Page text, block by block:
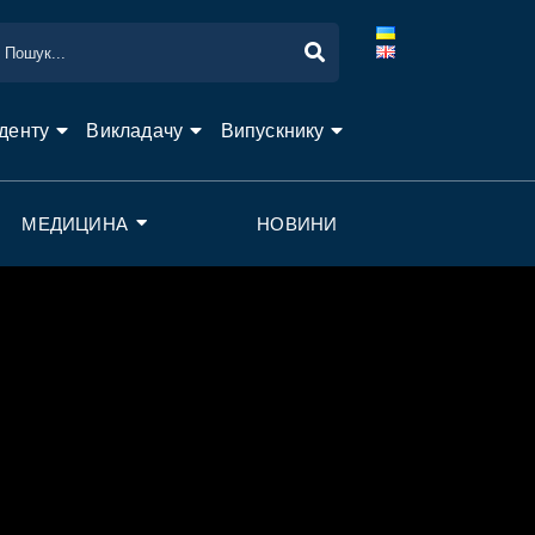
Викладачу Випускнику
МЕДИЦИНА НОВИНИ